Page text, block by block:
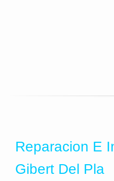
Reparacion E
Gibert Del Pla